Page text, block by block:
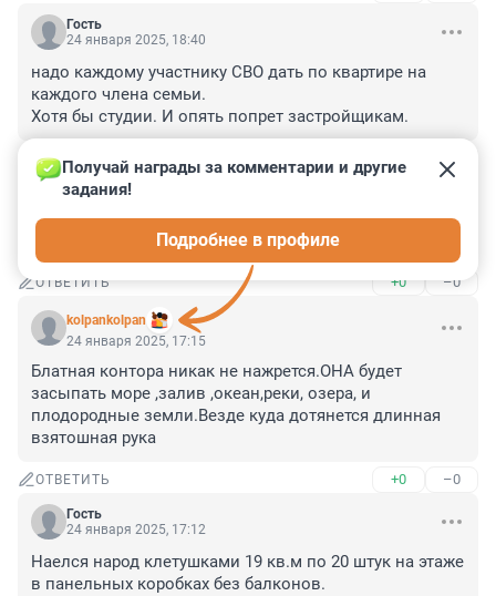
Гость
24 января 2025, 18:40
надо каждому участнику СВО дать по квартире на
каждого члена семьи.
Хотя бы студии. И опять попрет застройщикам.
ОТВЕТИТЬ –0
Гость
Как будто это что то плохое.
ОТВЕТИТЬ +0 –0
kolpankolpan
Получай награды за комментарии и другие
задания!
Подробнее в профиле
24 января 2025, 17:15
Блатная контора никак не нажрется.ОНА будет
засыпать море ,залив ,океан,реки, озера, и
плодородные земли.Везде куда дотянется длинная
взятошная рука
ОТВЕТИТЬ +0 –0
Гость
24 января 2025, 17:12
Наелся народ клетушками 19 кв.м по 20 штук на этаже
в панельных коробках без балконов.